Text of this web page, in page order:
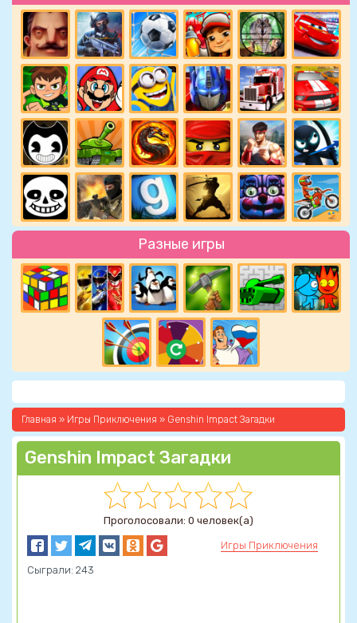
Разные игры
Главная » Игры Приключения » Genshin Impact Загадки
Genshin Impact Загадки
Проголосовали: 0 человек(а)
Игры Приключения
Сыграли: 243